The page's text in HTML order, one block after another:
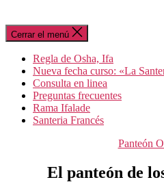
Cerrar el menú
Regla de Osha, Ifa
Nueva fecha curso: «La
Consulta en linea
Preguntas frecuentes
Rama Ifalade
Santeria Francés
Panteón
El panteón de